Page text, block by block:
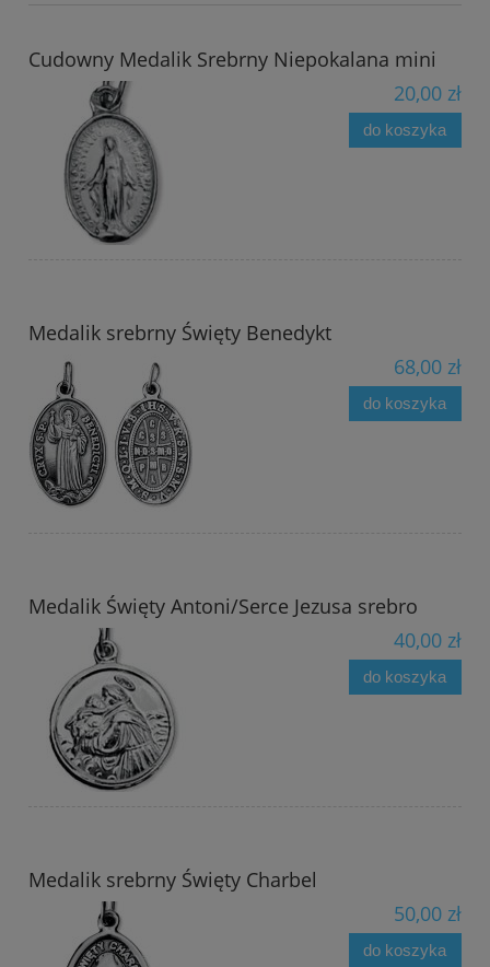
Cudowny Medalik Srebrny Niepokalana mini
20,00 zł
do koszyka
Medalik srebrny Święty Benedykt
68,00 zł
do koszyka
Medalik Święty Antoni/Serce Jezusa srebro
40,00 zł
do koszyka
Medalik srebrny Święty Charbel
50,00 zł
do koszyka